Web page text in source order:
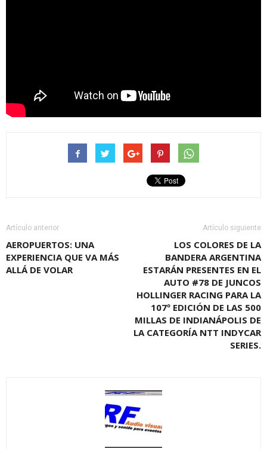
Artículo anterior
AEROPUERTOS: UNA
EXPERIENCIA QUE VA MÁS
ALLÁ DE VOLAR
Artículo siguiente
LOS COLORES DE LA
BANDERA ARGENTINA
ESTARÁN PRESENTES EN EL
AUTO #78 DE JUNCOS
HOLLINGER RACING PARA LA
107º EDICIÓN DE LAS 500
MILLAS DE INDIANÁPOLIS DE
LA CATEGORÍA NTT INDYCAR
SERIES.